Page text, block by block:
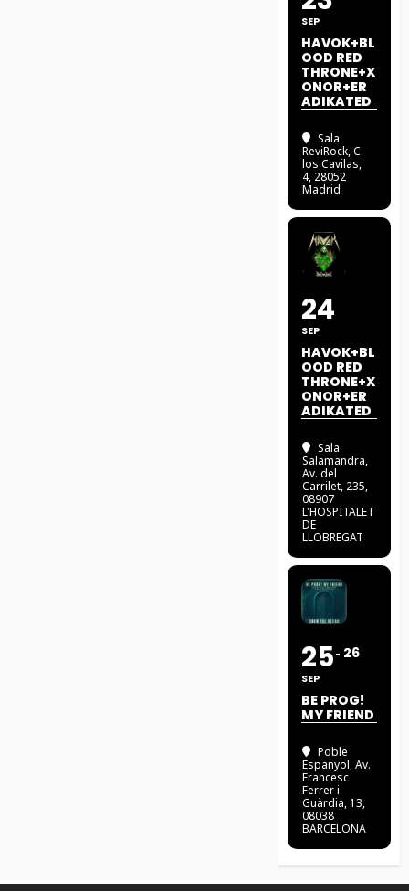
SEP
HAVOK+BL
OOD RED
THRONE+X
ONOR+ER
ADIKATED
Sala
ReviRock, C.
los Cavilas,
4, 28052
Madrid
24
SEP
HAVOK+BL
OOD RED
THRONE+X
ONOR+ER
ADIKATED
Sala
Salamandra,
Av. del
Carrilet, 235,
08907
L'HOSPITALET
DE
LLOBREGAT
25
SEP
26
BE PROG!
MY FRIEND
Poble
Espanyol, Av.
Francesc
Ferrer i
Guàrdia, 13,
08038
BARCELONA